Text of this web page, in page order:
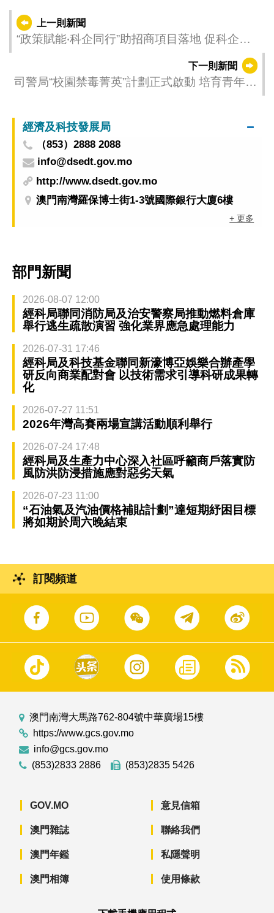
上一則新聞
“政策賦能‧科企同行”助招商項目落地 促科企合
下一則新聞
司警局“校園禁毒菁英”計劃正式啟動 培育青年成
經濟及科技發展局
（853）2888 2088
info@dsedt.gov.mo
http://www.dsedt.gov.mo
澳門南灣羅保博士街1-3號國際銀行大廈6樓
+ 更多
部門新聞
2026-08-07 12:00
經科局聯同消防局及治安警察局推動燃料倉庫
舉行逃生疏散演習 強化業界應急處理能力
2026-07-31 17:46
經科局及科技基金聯同新濠博亞娛樂合辦產學
研反向商業配對會 以技術需求引導科研成果轉
化
2026-07-27 11:51
2026年灣高賽兩場宣講活動順利舉行
2026-07-24 17:48
經科局及生產力中心深入社區呼籲商戶落實防
風防洪防浸措施應對惡劣天氣
2026-07-23 11:00
“石油氣及汽油價格補貼計劃”達短期紓困目標
將如期於周六晚結束
訂閱頻道
澳門南灣大馬路762-804號中華廣場15樓
https://www.gcs.gov.mo
info@gcs.gov.mo
(853)2833 2886
(853)2835 5426
GOV.MO
澳門雜誌
澳門年鑑
澳門相簿
意見信箱
聯絡我們
私隱聲明
使用條款